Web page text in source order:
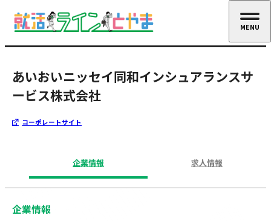
あいおいニッセイ同和インシュアランスサ
ービス株式会社
コーポレートサイト
企業情報 求人情報
企業情報
MENU